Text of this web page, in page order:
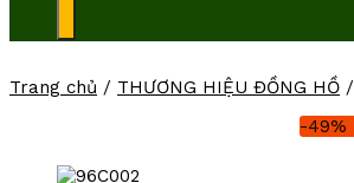
Trang chủ / THƯƠNG HIỆU ĐỒNG HỒ /
-49%